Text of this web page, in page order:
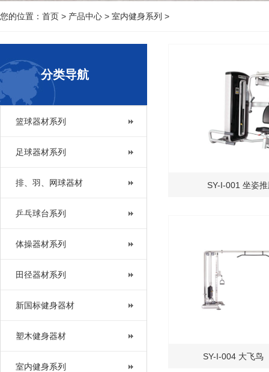
您的位置： 首页 > 产品中心 > 室内健身系列 >
分类导航
篮球器材系列
足球器材系列
排、羽、网球器材
乒乓球台系列
体操器材系列
田径器材系列
新国标健身器材
塑木健身器材
室内健身系列
SY-I-001 坐姿
SY-I-004 大飞鸟